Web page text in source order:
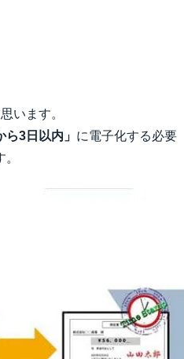
います。
ら3日以内」 に電子化する必要